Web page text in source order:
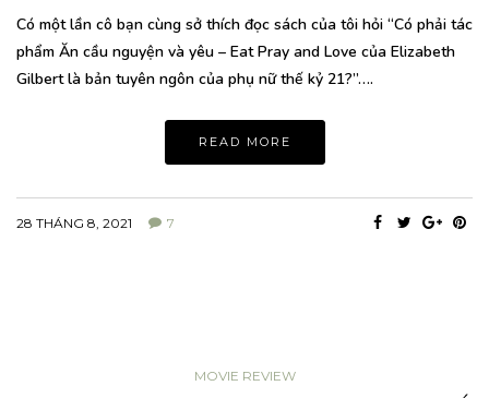
Có một lần cô bạn cùng sở thích đọc sách của tôi hỏi “Có phải tác
phẩm Ăn cầu nguyện và yêu – Eat Pray and Love của Elizabeth
Gilbert là bản tuyên ngôn của phụ nữ thế kỷ 21?”….
READ MORE
28 THÁNG 8, 2021 7
MOVIE REVIEW